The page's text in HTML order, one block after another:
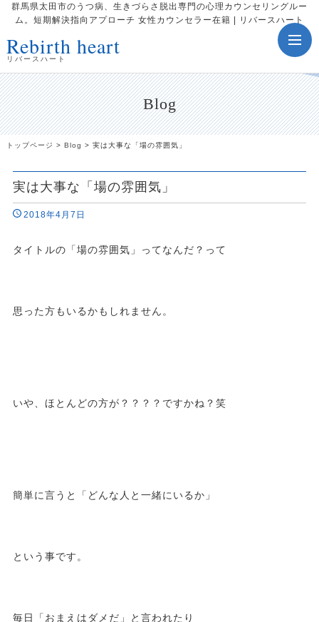
群馬県太田市のうつ病、生きづらさ脱出専門の心理カウンセリングルー
ム。短期解決指向アプローチ 女性カウンセラー在籍 | リバースハート
Rebirth heart
リバースハート
Blog
トップページ > Blog > 実は大事な「場の雰囲気」
実は大事な「場の雰囲気」
2018年4月7日
タイトルの「場の雰囲気」ってなんだ？って
思った方もいるかもしれません。
いや、ほとんどの方が？？？？ですかね？笑
簡単に言うと「どんな人と一緒にいるか」
という事です。
毎日「おまえはダメだ」と言われたり
toggle